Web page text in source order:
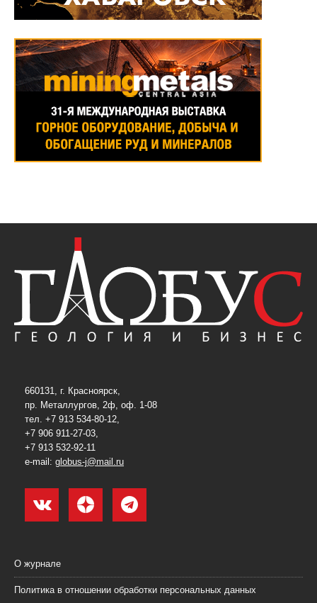
660131, г. Красноярск,
пр. Металлургов, 2ф, оф. 1-08
тел. +7 913 534-80-12,
+7 906 911-27-03,
+7 913 532-92-11
e-mail: globus-j@mail.ru
О журнале
Политика в отношении обработки персональных данных